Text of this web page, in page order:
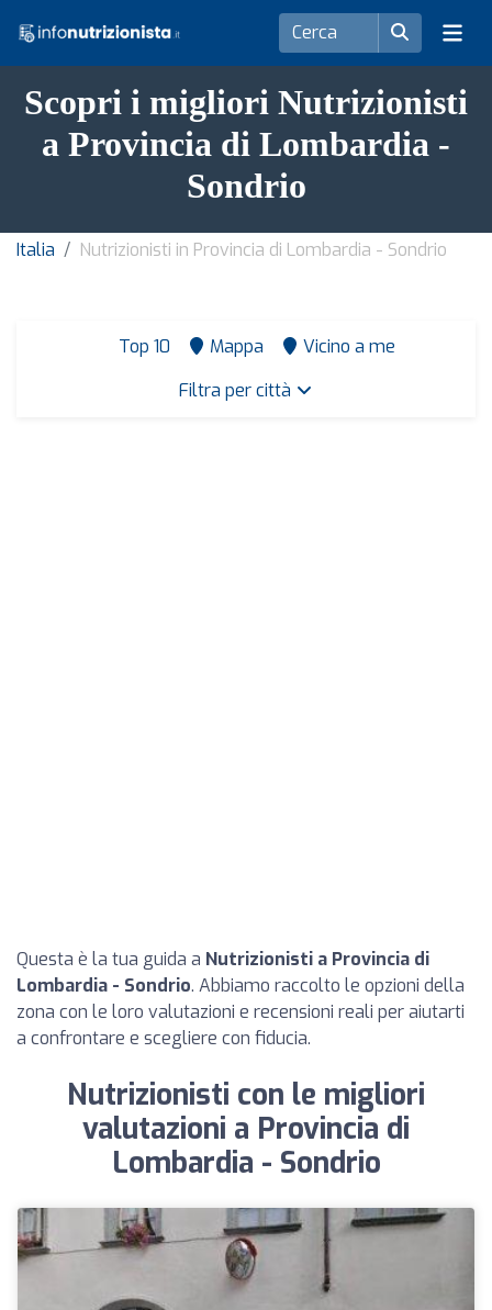
Scopri i migliori Nutrizionisti
a Provincia di Lombardia -
Sondrio
Italia Nutrizionisti in Provincia di Lombardia - Sondrio
Top 10 Mappa
Vicino a me
Filtra per città
Questa è la tua guida a Nutrizionisti a Provincia di
Lombardia - Sondrio. Abbiamo raccolto le opzioni della
zona con le loro valutazioni e recensioni reali per aiutarti
a confrontare e scegliere con fiducia.
Nutrizionisti con le migliori
valutazioni a Provincia di
Lombardia - Sondrio